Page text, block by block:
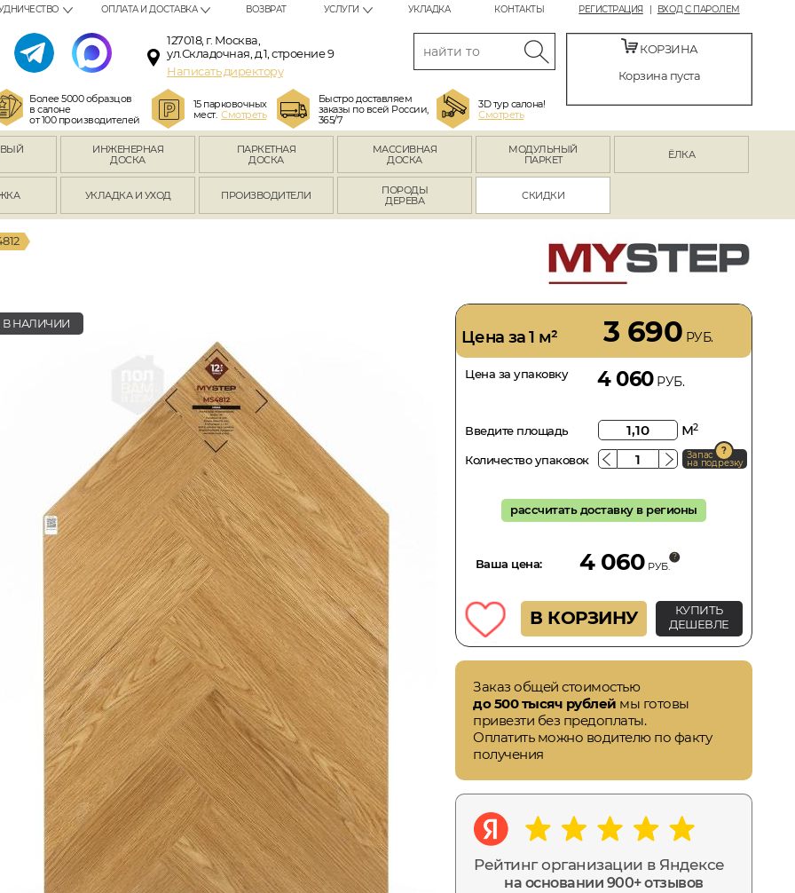
РЕГИСТРАЦИЯ ВХОД С ПАРОЛЕМ
ОПЛАТА И ДОСТАВКА ВОЗВРАТ УСЛУГИ УКЛАДКА КОНТАКТЫ
127018, г. Москва,
ул.Складочная, д.1, строение 9
Написать директору
Более 5000 образцов
в салоне
от 100 производителей
15 парковочных
мест.Смотреть
Быстро доставляем
заказы по всей России,
365/7
3D тур салона!
Смотреть
КОРЗИНА
Корзина пуста
ИНЖЕНЕРНАЯ
ДОСКА
ПАРКЕТНАЯ
ДОСКА
МАССИВНАЯ
ДОСКА
МОДУЛЬНЫЙ
ПАРКЕТ
ЁЛКА
УКЛАДКА И УХОД ПРОИЗВОДИТЕЛИ
ПОРОДЫ
ДЕРЕВА
СКИДКИ
В НАЛИЧИИ
Цена за 1 м² 3 690 РУБ.
Цена за упаковку 4 060РУБ.
Введите площадь м2
Количество упаковок Запас
на подрезку
рассчитать доставку в регионы
Ваша цена: 4 060 РУБ.
В КОРЗИНУ
КУПИТЬ
ДЕШЕВЛЕ
Заказ общей стоимостью
до 500 тысяч рублей мы готовы
привезти без предоплаты.
Оплатить можно водителю по факту
получения
Рейтинг организации в Яндексе
на основании 900+ отзывов